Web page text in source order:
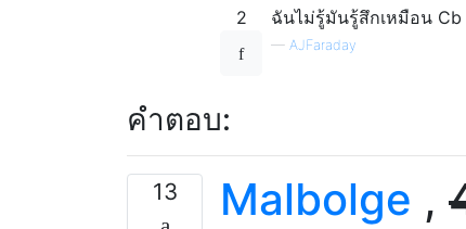
2 ฉันไม่รู้มันรู้สึกเหมือน Cb
— AJFaraday
คำตอบ:
13 Malbolge ,